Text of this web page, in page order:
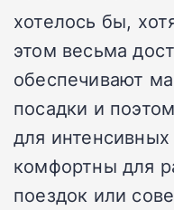
хотелось бы,
этом весьма
обеспечивают
посадки и
для
комфортны для
поездок или